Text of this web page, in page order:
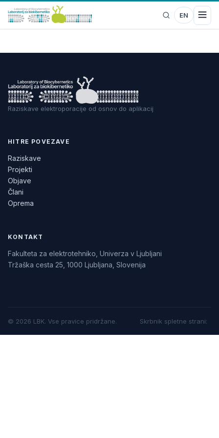
EN
Raziskave elektroporacije od osnov do aplikacij
HITRE POVEZAVE
Raziskave
Projekti
Objave
Člani
Oprema
KONTAKT
Fakulteta za elektrotehniko, Univerza v Ljubljani
Tržaška cesta 25, 1000 Ljubljana, Slovenija
© 2026 LBK. Vse pravice pridržane. Skrbnik spletne strani: